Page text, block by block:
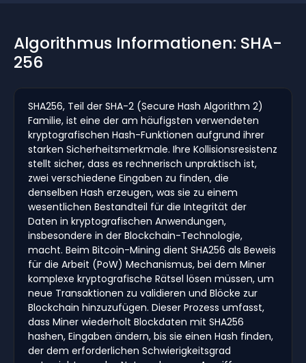
Algorithmus Informationen: SHA-
256
SHA256, Teil der SHA-2 (Secure Hash Algorithm 2)
Familie, ist eine der am häufigsten verwendeten
kryptografischen Hash-Funktionen aufgrund ihrer
starken Sicherheitsmerkmale. Ihre Kollisionsresistenz
stellt sicher, dass es rechnerisch unpraktisch ist,
zwei verschiedene Eingaben zu finden, die
denselben Hash erzeugen, was sie zu einem
wesentlichen Bestandteil für die Integrität der
Daten in kryptografischen Anwendungen,
insbesondere in der Blockchain-Technologie,
macht. Beim Bitcoin-Mining dient SHA256 als Beweis
für die Arbeit (PoW) Mechanismus, bei dem Miner
komplexe kryptografische Rätsel lösen müssen, um
neue Transaktionen zu validieren und Blöcke zur
Blockchain hinzuzufügen. Dieser Prozess umfasst,
dass Miner wiederholt Blockdaten mit SHA256
hashen, Eingaben ändern, bis sie einen Hash finden,
der dem erforderlichen Schwierigkeitsgrad